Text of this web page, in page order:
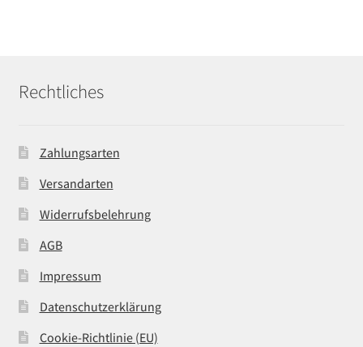
Rechtliches
Zahlungsarten
Versandarten
Widerrufsbelehrung
AGB
Impressum
Datenschutzerklärung
Cookie-Richtlinie (EU)